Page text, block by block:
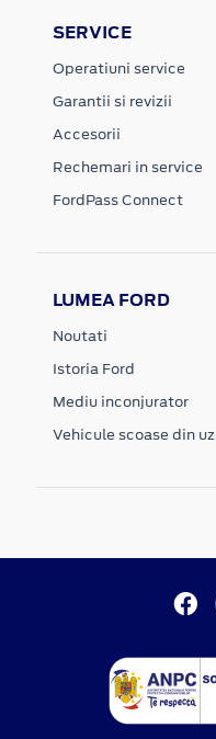
SERVICE
Operatiuni service
Garantii si revizii
Accesorii
Rechemari in service
FordPass Connect
LUMEA FORD
Noutati
Istoria Ford
Mediu inconjurator
Vehicule scoase din uz